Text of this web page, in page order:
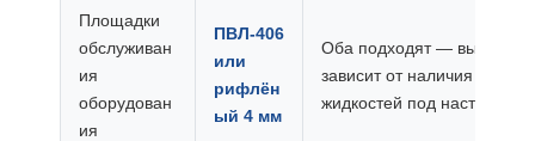
Площадки
обслуживан
ия
оборудован
ия
ПВЛ-406
или
рифлён
ый 4 мм
Оба подходят — выбор
зависит от наличия
жидкостей под настилом